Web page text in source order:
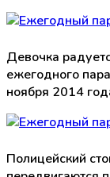
Девочка
ежегодного
ноября 2014
Полицейский